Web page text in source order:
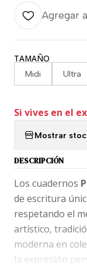
Agregar
TAMAÑO
Midi Ultra
Si vives en el
Mostrar
DESCRIPCIÓN
Los cuadernos
de escritura
respetando el
artístico,
moderna en
la expresión